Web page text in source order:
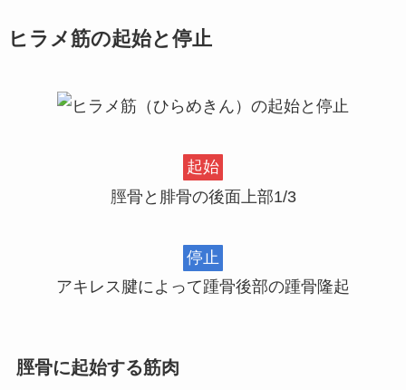
ヒラメ筋の起始と停止
起始
脛骨と腓骨の後面上部1/3
停止
アキレス腱によって踵骨後部の踵骨隆起
脛骨に起始する筋肉